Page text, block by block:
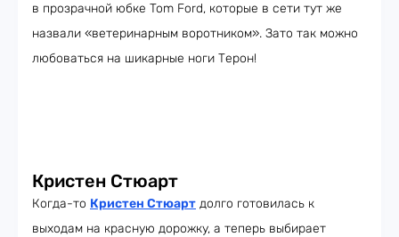
в прозрачной юбке Tom Ford, которые в сети тут же
назвали «ветеринарным воротником». Зато так можно
любоваться на шикарные ноги Терон!
Кристен Стюарт
Когда-то Кристен Стюарт долго готовилась к
выходам на красную дорожку, а теперь выбирает